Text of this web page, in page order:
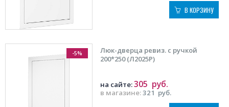
В КОРЗИНУ
-5%
Люк-дверца ревиз. с ручкой
200*250 (Л2025Р)
в магазине:321 руб.
на сайте:305 руб.